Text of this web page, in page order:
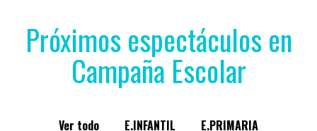
Próximos espectáculos en
Campaña Escolar
Ver todo E.INFANTIL E.PRIMARIA